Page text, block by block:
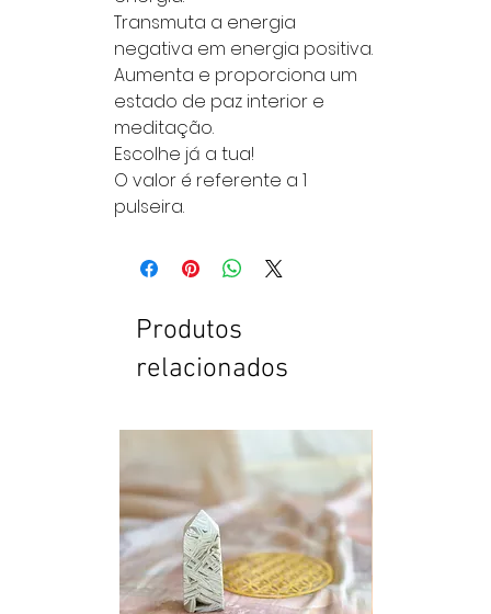
Transmuta a energia
negativa em energia positiva.
Aumenta e proporciona um
estado de paz interior e
meditação.
Escolhe já a tua!
O valor é referente a 1
pulseira.
Produtos
relacionados